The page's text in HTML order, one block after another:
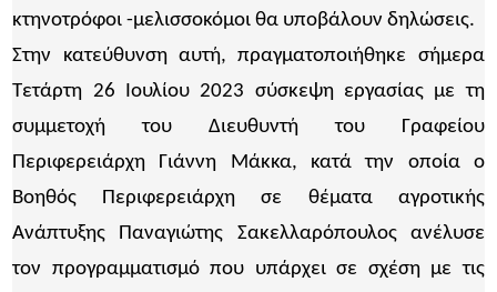
κτηνοτρόφοι -μελισσοκόμοι θα υποβάλουν δηλώσεις.
Στην κατεύθυνση αυτή, πραγματοποιήθηκε σήμερα
Τετάρτη 26 Ιουλίου 2023 σύσκεψη εργασίας με τη
συμμετοχή του Διευθυντή του Γραφείου
Περιφερειάρχη Γιάννη Μάκκα, κατά την οποία ο
Βοηθός Περιφερειάρχη σε θέματα αγροτικής
Ανάπτυξης Παναγιώτης Σακελλαρόπουλος ανέλυσε
τον προγραμματισμό που υπάρχει σε σχέση με τις